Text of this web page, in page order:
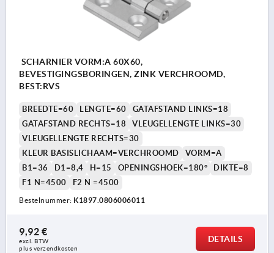
SCHARNIER VORM:A 60X60,
BEVESTIGINGSBORINGEN, ZINK VERCHROOMD,
BEST:RVS
BREEDTE=60 LENGTE=60
GATAFSTAND LINKS=18
GATAFSTAND RECHTS=18
VLEUGELLENGTE LINKS=30
VLEUGELLENGTE RECHTS=30
KLEUR BASISLICHAAM=VERCHROOMD
VORM=A
B1=36
D1=8,4 H=15 OPENINGSHOEK=180°
DIKTE=8
F1 N=4500
F2 N =4500
Bestelnummer: K1897.0806006011
9,92 €
excl. BTW
plus verzendkosten
DETAILS